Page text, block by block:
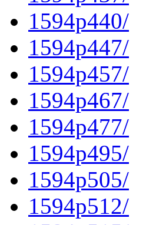
1594p440/
1594p447/
1594p457/
1594p467/
1594p477/
1594p495/
1594p505/
1594p512/